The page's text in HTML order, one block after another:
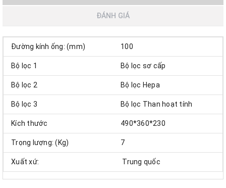
ĐÁNH GIÁ
Đường kính ống: (mm) 100
Bộ lọc 1 Bộ lọc sơ cấp
Bộ lọc 2 Bộ lọc Hepa
Bộ lọc 3 Bộ lọc Than hoạt tính
Kích thước 490*360*230
Trọng lượng: (Kg) 7
Xuất xứ: Trung quốc